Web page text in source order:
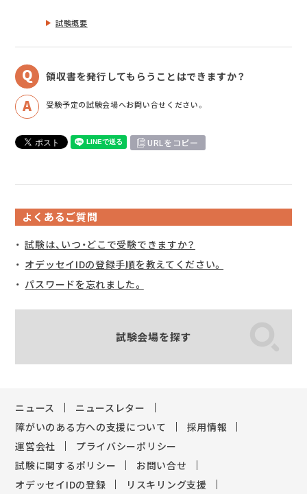
試験概要
領収書を発行してもらうことはできますか？
受験予定の試験会場へお問い合せください。
URLをコピー
よくあるご質問
試験は、いつ・どこで受験できますか？
オデッセイIDの登録手順を教えてください。
パスワードを忘れました。
試験会場を探す
ニュース
ニュースレター
障がいのある方への支援について
採用情報
運営会社
プライバシーポリシー
試験に関するポリシー
お問い合せ
オデッセイIDの登録
リスキリング支援